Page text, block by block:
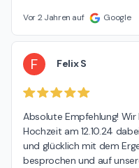
Vor 2 Jahren auf Google
F Felix S
Absolute Empfehlung!
Hochzeit am 12.10.24
und glücklich mit dem
besprochen und auf